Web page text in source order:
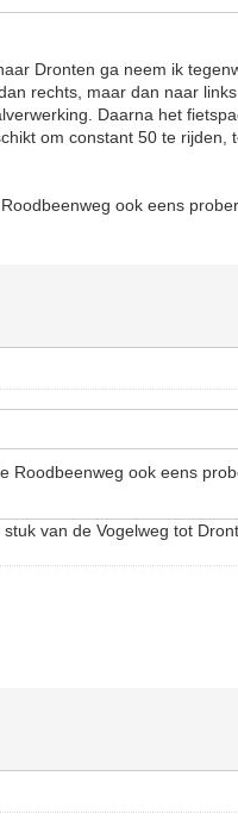
Dronten ga neem ik
rechts, maar dan naar
Daarna het
om constant 50 te
ook eens
Roodbeenweg ook eens
stuk van de Vogelweg tot